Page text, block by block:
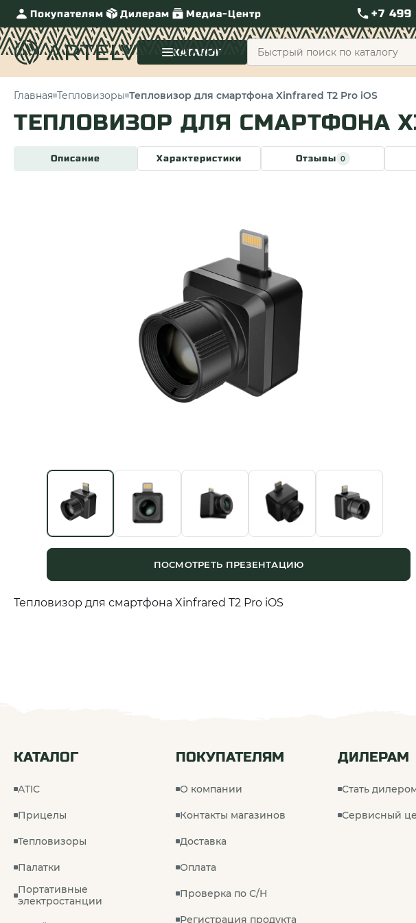
Покупателям Дилерам Медиа-Центр +7 499
КАТАЛОГ
Главная Тепловизоры Тепловизор для смартфона Xinfrared T2 Pro iOS
ТЕПЛОВИЗОР ДЛЯ СМАРТФОНА
Описание Характеристики Отзывы 0
ПОСМОТРЕТЬ ПРЕЗЕНТАЦИЮ
Тепловизор для смартфона Xinfrared T2 Pro iOS
КАТАЛОГ
ATIC
Прицелы
Тепловизоры
Палатки
Портативные
электростанции
ПОКУПАТЕЛЯМ
О компании
Контакты магазинов
Доставка
Оплата
Проверка по С/Н
Регистрация продукта
ДИЛЕРАМ
Стать
Сервисный